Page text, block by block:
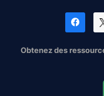
Obtenez des